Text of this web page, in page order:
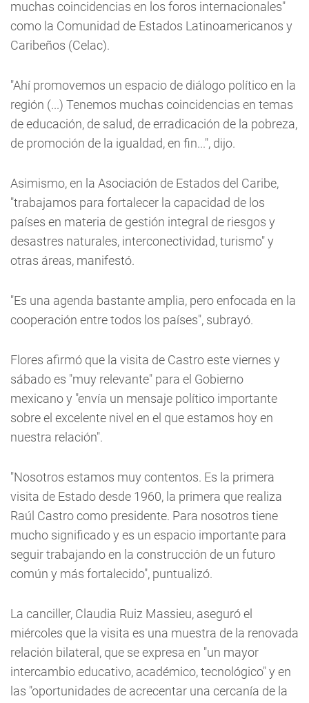
muchas coincidencias en los foros internacionales"
como la Comunidad de Estados Latinoamericanos y
Caribeños (Celac).
"Ahí promovemos un espacio de diálogo político en la
región (...) Tenemos muchas coincidencias en temas
de educación, de salud, de erradicación de la pobreza,
de promoción de la igualdad, en fin...", dijo.
Asimismo, en la Asociación de Estados del Caribe,
"trabajamos para fortalecer la capacidad de los
países en materia de gestión integral de riesgos y
desastres naturales, interconectividad, turismo" y
otras áreas, manifestó.
"Es una agenda bastante amplia, pero enfocada en la
cooperación entre todos los países", subrayó.
Flores afirmó que la visita de Castro este viernes y
sábado es "muy relevante" para el Gobierno
mexicano y "envía un mensaje político importante
sobre el excelente nivel en el que estamos hoy en
nuestra relación".
"Nosotros estamos muy contentos. Es la primera
visita de Estado desde 1960, la primera que realiza
Raúl Castro como presidente. Para nosotros tiene
mucho significado y es un espacio importante para
seguir trabajando en la construcción de un futuro
común y más fortalecido", puntualizó.
La canciller, Claudia Ruiz Massieu, aseguró el
miércoles que la visita es una muestra de la renovada
relación bilateral, que se expresa en "un mayor
intercambio educativo, académico, tecnológico" y en
las "oportunidades de acrecentar una cercanía de la